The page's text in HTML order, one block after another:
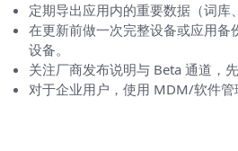
定期导出应用内的重要数据（词库
在更新前做一次完整设备或应用备
设备。
关注厂商发布说明与 Beta 通道，
对于企业用户，使用 MDM/软件管